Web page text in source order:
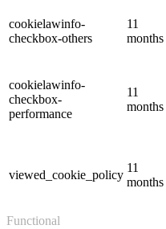
cookielawinfo-
checkbox-others
11
months
cookielawinfo-
checkbox-
performance
11
months
viewed_cookie_policy
11
months
Functional